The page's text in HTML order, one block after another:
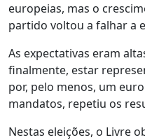
europeias, mas o
partido voltou a falhar a
As expectativas eram
finalmente, estar
por, pelo menos, um
mandatos, repetiu os
Nestas eleições, o Livre